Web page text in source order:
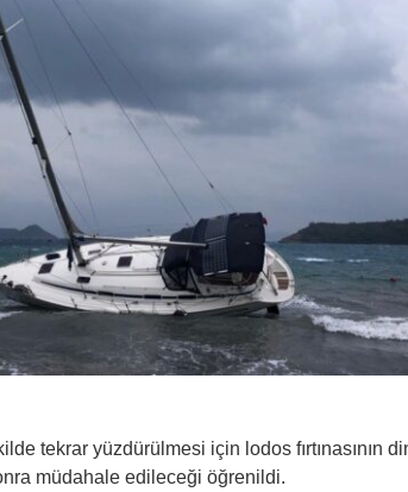
tekrar yüzdürülmesi için lodos fırtınasının
müdahale edileceği öğrenildi.